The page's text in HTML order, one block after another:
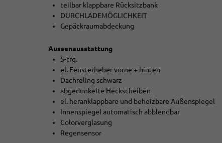
teilbar klappbare Rücksitzbank
DURCHLADEMÖGLICHKEIT
Gepäckraumabdeckung
Aussenausstattung
5-trg.
el. Fensterheber vorne + hinten
Dachreling schwarz
abgedunkelte Heckscheiben
el. heranklappbare und beheizbare Außenspiegel
Innenspiegel automatisch abblendbar
Colorverglasung
Regensensor